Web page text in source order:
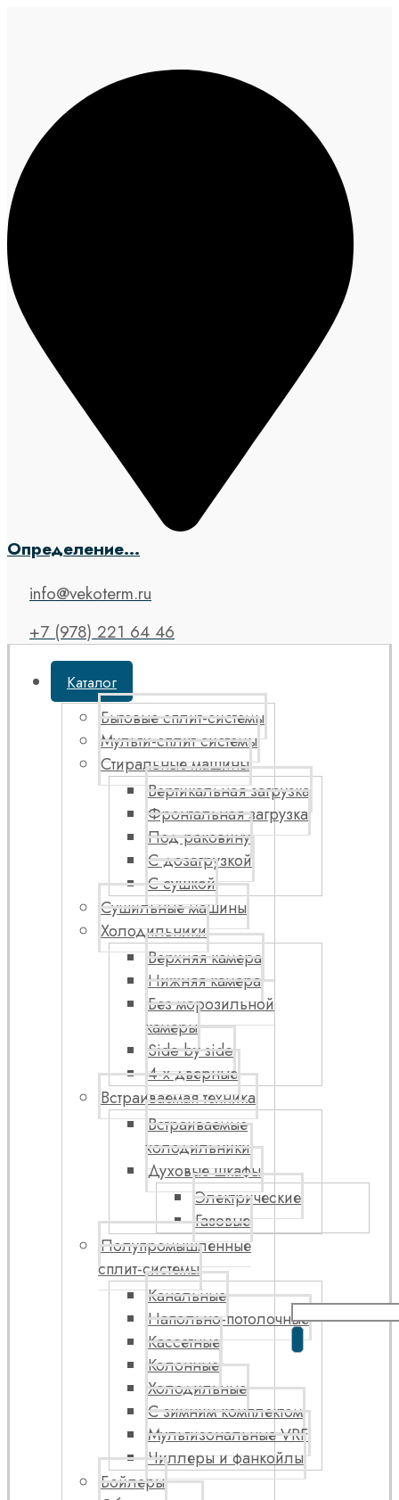
Определение...
info@vekoterm.ru
+7 (978) 221 64 46
Каталог
Бытовые сплит-системы
Мульти-сплит системы
Стиральные машины
Вертикальная загрузка
Фронтальная загрузка
Под раковину
С дозагрузкой
С сушкой
Сушильные машины
Холодильники
Верхняя камера
Нижняя камера
Без морозильной
камеры
Side by side
4-х дверные
Встраиваемая техника
Встраиваемые
холодильники
Духовые шкафы
Электрические
Газовые
Полупромышленные
сплит-системы
Канальные
Напольно-потолочные
Кассетные
Колонные
Холодильные
С зимним комплектом
Мультизональные VRF
Чиллеры и фанкойлы
Бойлеры